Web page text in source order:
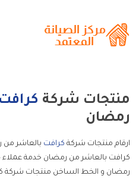
منتجات شركة كرافت
رمضان
ارقام منتجات شركة كرافت بالعاشر
كرافت بالعاشر من رمضان خدمة
رمضان و الخط الساخن منتجات شركة